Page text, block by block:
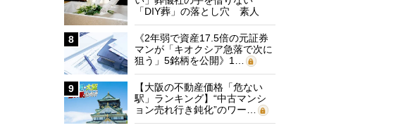
「DIY葬」の落とし穴 素人
に…
8
《2年弱で資産17.5倍の元証券
マンが「キオクシア急落で次に
狙う」5銘柄を公開》1…
9
【大阪の不動産価格「危ない
駅」ランキング】“中古マンシ
ョン売れ行き鈍化”のワー…